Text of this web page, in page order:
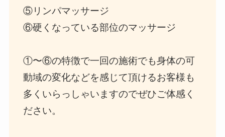
⑤リンパマッサージ
⑥硬くなっている部位のマッサージ
①〜⑥の特徴で一回の施術でも身体の可
動域の変化などを感じて頂けるお客様も
多くいらっしゃいますのでぜひご体感く
ださい。